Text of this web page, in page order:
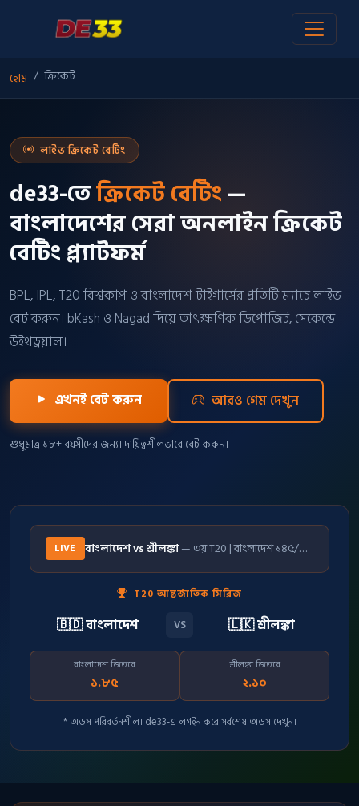
হোম ক্রিকেট
লাইভ ক্রিকেট বেটিং
de33-তেক্রিকেট বেটিং—
বাংলাদেশের সেরা অনলাইন ক্রিকেট
বেটিং প্ল্যাটফর্ম
BPL, IPL, T20 বিশ্বকাপ ও বাংলাদেশ টাইগার্সের প্রতিটি ম্যাচে লাইভ
বেট করুন। bKash ও Nagad দিয়ে তাৎক্ষণিক ডিপোজিট, সেকেন্ডে
উইথড্রয়াল।
এখনই বেট করুন আরও গেম দেখুন
শুধুমাত্র ১৮+ বয়সীদের জন্য। দায়িত্বশীলভাবে বেট করুন।
LIVE বাংলাদেশ vs শ্রীলঙ্কা— ৩য় T20 | বাংলাদেশ ১৪৫/৬ (১৮.২ ওভার)
T20 আন্তর্জাতিক সিরিজ
🇧🇩 বাংলাদেশ VS 🇱🇰 শ্রীলঙ্কা
বাংলাদেশ জিতবে
১.৮৫
শ্রীলঙ্কা জিতবে
২.১০
* অডস পরিবর্তনশীল। de33-এ লগইন করে সর্বশেষ অডস দেখুন।